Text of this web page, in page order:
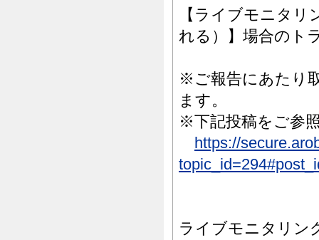
【ライブモニタ
れる）】場合のト
※ご報告にあたり
ます。
※下記投稿をご参
https://
ライブモニタリン